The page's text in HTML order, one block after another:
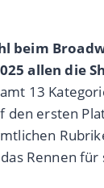
beim
allen die
13
den ersten
Rennen für